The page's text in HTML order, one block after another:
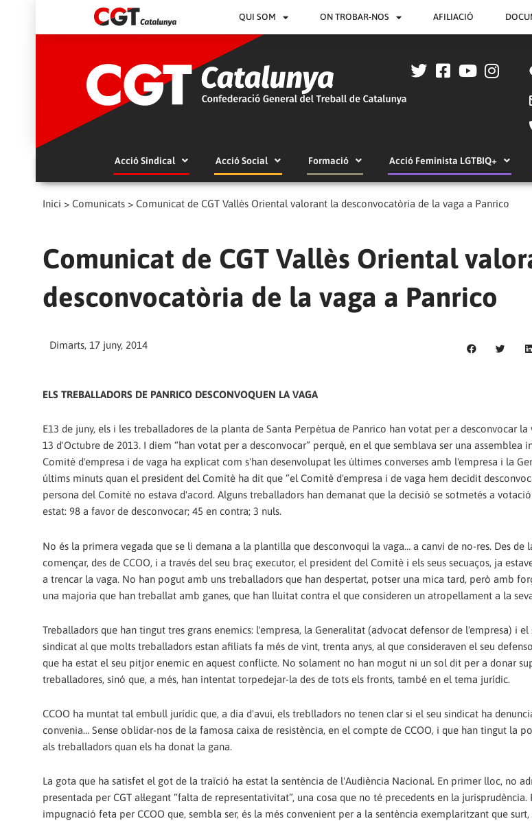
QUI SOM ON TROBAR-NOS AFILIACIÓ
Acció Sindical Acció Social Formació Acció Feminista LGTBIQ+
Inici > Comunicats > Comunicat de CGT Vallès Oriental valorant la desconvocatòria de la vaga a Panrico
Comunicat de CGT Vallès Oriental
desconvocatòria de la vaga a Panrico
Dimarts, 17 juny, 2014
ELS TREBALLADORS DE PANRICO DESCONVOQUEN LA VAGA
E13 de juny, els i les treballadores de la planta de Santa Perpètua de Panrico han votat per a desconvocar
13 d'Octubre de 2013. I diem “han votat per a desconvocar” perquè, en el que semblava ser una assemblea
Comitè d'empresa i de vaga ha explicat com s'han desenvolupat les últimes converses amb l'empresa i la
últims minuts quan el president del Comitè ha dit que “el Comitè d'empresa i de vaga hem decidit
persona del Comitè no estava d'acord. Alguns treballadors han demanat que la decisió se sotmetés a
estat: 98 a favor de desconvocar; 45 en contra; 3 nuls.
No és la primera vegada que se li demana a la plantilla que desconvoqui la vaga… a canvi de no-res. Des de
començar, des de CCOO, i a través del seu braç executor, el president del Comitè i els seus secuaços, ja
a trencar la vaga. No han pogut amb uns treballadors que han despertat, potser una mica tard, però amb
una majoria que han treballat amb ganes, que han lluitat contra el que consideren un atropellament a la
Treballadors que han tingut tres grans enemics: l'empresa, la Generalitat (advocat defensor de l'empresa) i
sindicat al que molts treballadors estan afiliats fa més de vint, trenta anys, al que consideraven el seu
que ha estat el seu pitjor enemic en aquest conflicte. No solament no han mogut ni un sol dit per a donar
treballadores, sinó que, a més, han intentat torpedejar-la des de tots els fronts, també en el tema jurídic.
CCOO ha muntat tal embull jurídic que, a dia d'avui, els treblladors no tenen clar si el seu sindicat ha
convenia… Sense oblidar-nos de la famosa caixa de resistència, en el compte de CCOO, i que han tingut la
als treballadors quan els ha donat la gana.
La gota que ha satisfet el got de la traïció ha estat la sentència de l'Audiència Nacional. En primer lloc, no
presentada per CGT al·legant “falta de representativitat”, una cosa que no té precedents en la jurisprudència.
impugnació feta per CCOO que, sembla ser, és la més convenient per a la sentència exemplaritzant que surt,